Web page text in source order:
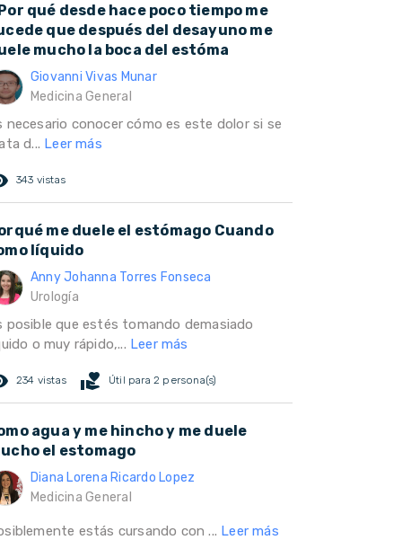
qué desde hace poco tiempo me
que después del desayuno me
mucho la boca del estóma
Giovanni Vivas Munar
Medicina General
necesario conocer cómo es este dolor si se
d... Leer más
343 vistas
me duele el estómago Cuando
líquido
Anny Johanna Torres Fonseca
Urología
posible que estés tomando demasiado
o muy rápido,... Leer más
234 vistas volunteer_activism Útil para 2 persona(s)
agua y me hincho y me duele
el estomago
Diana Lorena Ricardo Lopez
Medicina General
estás cursando con ... Leer más